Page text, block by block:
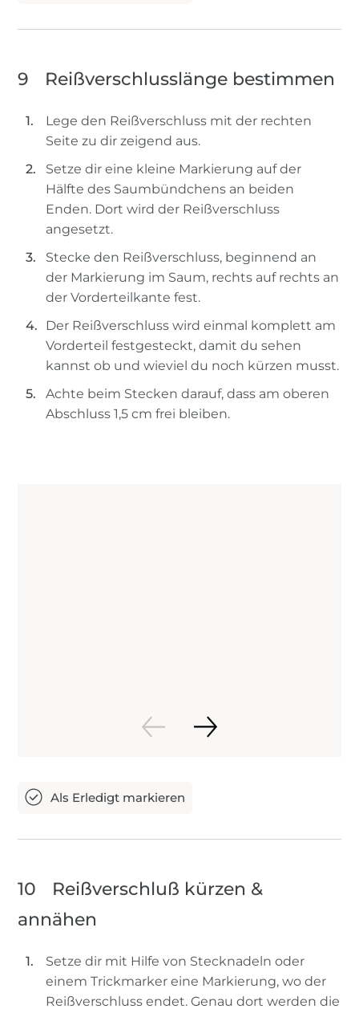
9 Reißverschlusslänge bestimmen
Lege den Reißverschluss mit der rechten
Seite zu dir zeigend aus.
Setze dir eine kleine Markierung auf der
Hälfte des Saumbündchens an beiden
Enden. Dort wird der Reißverschluss
angesetzt.
Stecke den Reißverschluss, beginnend an
der Markierung im Saum, rechts auf rechts an
der Vorderteilkante fest.
Der Reißverschluss wird einmal komplett am
Vorderteil festgesteckt, damit du sehen
kannst ob und wieviel du noch kürzen musst.
Achte beim Stecken darauf, dass am oberen
Abschluss 1,5 cm frei bleiben.
10
Reißverschluß kürzen &
annähen
Setze dir mit Hilfe von Stecknadeln oder
einem Trickmarker eine Markierung, wo der
Reißverschluss endet. Genau dort werden die